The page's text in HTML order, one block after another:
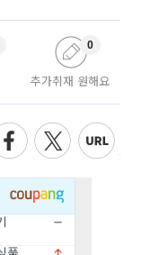
추가취재 원해요
0